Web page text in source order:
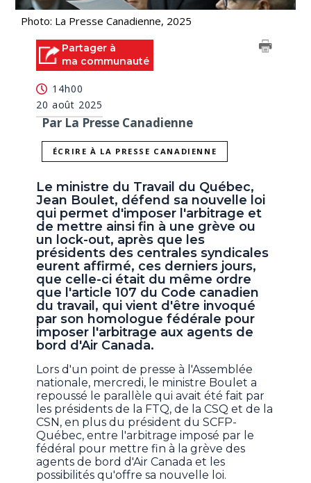
Photo: La Presse Canadienne, 2025
Partager à
ma communauté
14h00
20 août 2025
Par La Presse Canadienne
ÉCRIRE À LA PRESSE CANADIENNE
Le ministre du Travail du Québec,
Jean Boulet, défend sa nouvelle loi
qui permet d'imposer l'arbitrage et
de mettre ainsi fin à une grève ou
un lock-out, après que les
présidents des centrales syndicales
eurent affirmé, ces derniers jours,
que celle-ci était du même ordre
que l'article 107 du Code canadien
du travail, qui vient d'être invoqué
par son homologue fédérale pour
imposer l'arbitrage aux agents de
bord d'Air Canada.
Lors d'un point de presse à l'Assemblée
nationale, mercredi, le ministre Boulet a
repoussé le parallèle qui avait été fait par
les présidents de la FTQ, de la CSQ et de la
CSN, en plus du président du SCFP-
Québec, entre l'arbitrage imposé par le
fédéral pour mettre fin à la grève des
agents de bord d'Air Canada et les
possibilités qu'offre sa nouvelle loi.